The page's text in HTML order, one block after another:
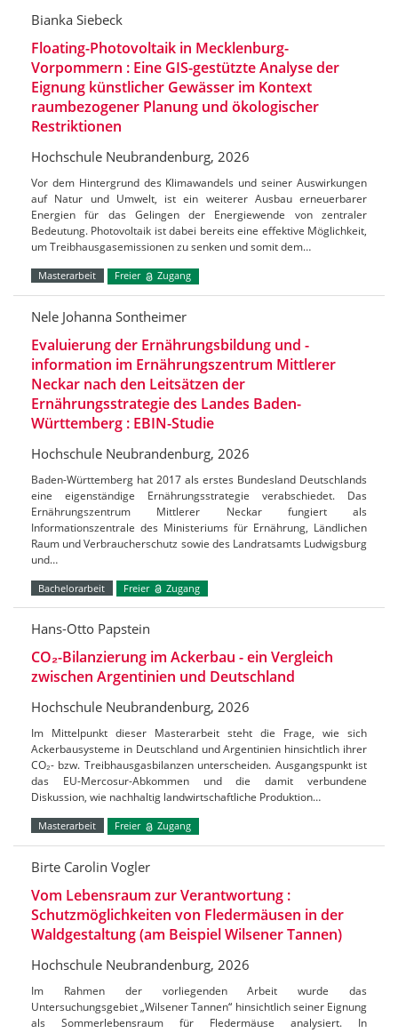
Bianka Siebeck
Floating-Photovoltaik in Mecklenburg-
Vorpommern : Eine GIS-gestützte Analyse der
Eignung künstlicher Gewässer im Kontext
raumbezogener Planung und ökologischer
Restriktionen
Hochschule Neubrandenburg, 2026
Vor dem Hintergrund des Klimawandels und seiner Auswirkungen
auf Natur und Umwelt, ist ein weiterer Ausbau erneuerbarer
Energien für das Gelingen der Energiewende von zentraler
Bedeutung. Photovoltaik ist dabei bereits eine effektive Möglichkeit,
um Treibhausgasemissionen zu senken und somit dem…
Masterarbeit Freier Zugang
Nele Johanna Sontheimer
Evaluierung der Ernährungsbildung und -
information im Ernährungszentrum Mittlerer
Neckar nach den Leitsätzen der
Ernährungsstrategie des Landes Baden-
Württemberg : EBIN-Studie
Hochschule Neubrandenburg, 2026
Baden-Württemberg hat 2017 als erstes Bundesland Deutschlands
eine eigenständige Ernährungsstrategie verabschiedet. Das
Ernährungszentrum Mittlerer Neckar fungiert als
Informationszentrale des Ministeriums für Ernährung, Ländlichen
Raum und Verbraucherschutz sowie des Landratsamts Ludwigsburg
und…
Bachelorarbeit Freier Zugang
Hans-Otto Papstein
CO₂-Bilanzierung im Ackerbau - ein Vergleich
zwischen Argentinien und Deutschland
Hochschule Neubrandenburg, 2026
Im Mittelpunkt dieser Masterarbeit steht die Frage, wie sich
Ackerbausysteme in Deutschland und Argentinien hinsichtlich ihrer
CO₂- bzw. Treibhausgasbilanzen unterscheiden. Ausgangspunkt ist
das EU-Mercosur-Abkommen und die damit verbundene
Diskussion, wie nachhaltig landwirtschaftliche Produktion…
Masterarbeit Freier Zugang
Birte Carolin Vogler
Vom Lebensraum zur Verantwortung :
Schutzmöglichkeiten von Fledermäusen in der
Waldgestaltung (am Beispiel Wilsener Tannen)
Hochschule Neubrandenburg, 2026
Im Rahmen der vorliegenden Arbeit wurde das
Untersuchungsgebiet „Wilsener Tannen“ hinsichtlich seiner Eignung
als Sommerlebensraum für Fledermäuse analysiert. In